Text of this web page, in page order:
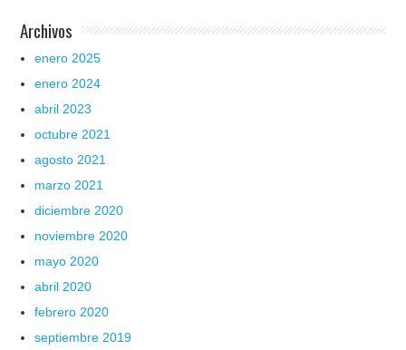
Archivos
enero 2025
enero 2024
abril 2023
octubre 2021
agosto 2021
marzo 2021
diciembre 2020
noviembre 2020
mayo 2020
abril 2020
febrero 2020
septiembre 2019